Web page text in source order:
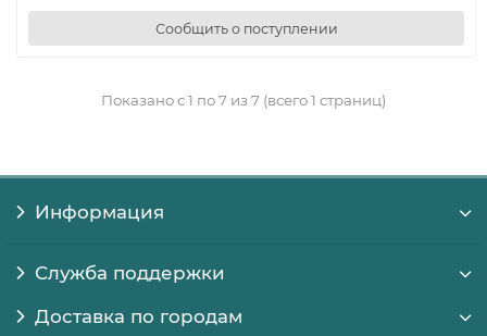
Сообщить о поступлении
Показано с 1 по 7 из 7 (всего 1 страниц)
Информация
Служба поддержки
Доставка по городам